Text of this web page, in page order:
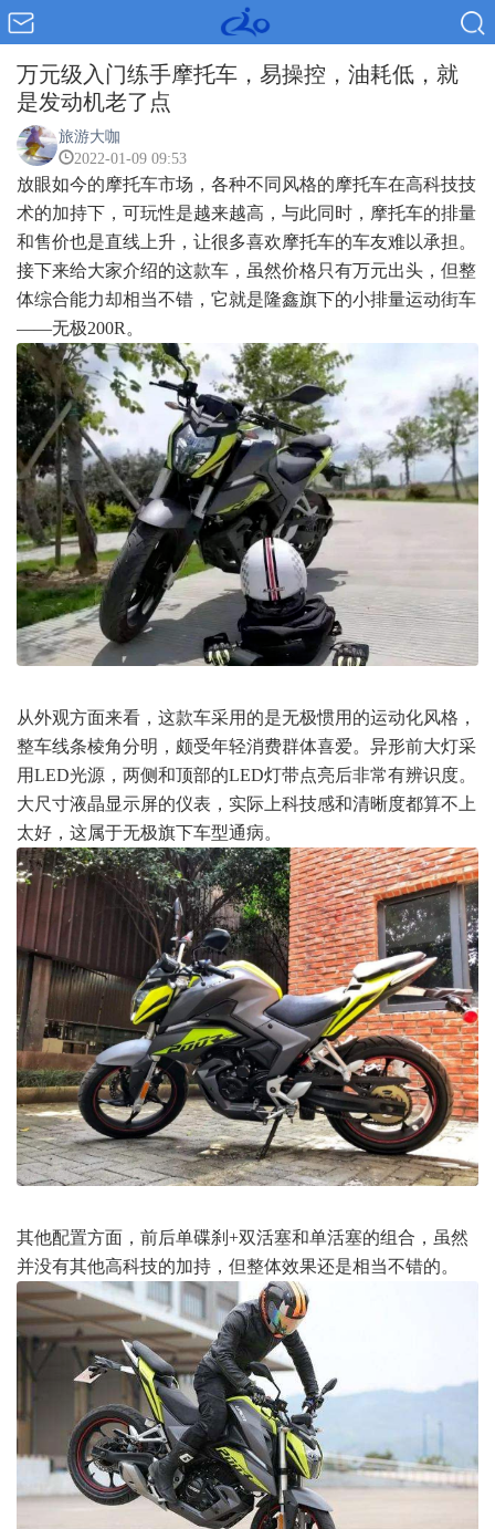
万元级入门练手摩托车，易操控，油耗低，就
是发动机老了点
旅游大咖
2022-01-09 09:53
放眼如今的摩托车市场，各种不同风格的摩托车在高科技技
术的加持下，可玩性是越来越高，与此同时，摩托车的排量
和售价也是直线上升，让很多喜欢摩托车的车友难以承担。
接下来给大家介绍的这款车，虽然价格只有万元出头，但整
体综合能力却相当不错，它就是隆鑫旗下的小排量运动街车
——无极200R。
从外观方面来看，这款车采用的是无极惯用的运动化风格，
整车线条棱角分明，颇受年轻消费群体喜爱。异形前大灯采
用LED光源，两侧和顶部的LED灯带点亮后非常有辨识度。
大尺寸液晶显示屏的仪表，实际上科技感和清晰度都算不上
太好，这属于无极旗下车型通病。
其他配置方面，前后单碟刹+双活塞和单活塞的组合，虽然
并没有其他高科技的加持，但整体效果还是相当不错的。